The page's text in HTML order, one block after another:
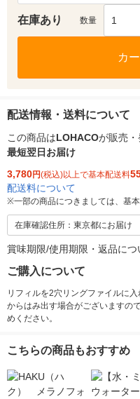
在庫あり 数量 1
カ
配送情報・送料について
この商品はLOHACOが販売・
最短翌日お届け
3,780円(税込)以上で基本配送料
配送料について
※一部の商品につきましては、基
在庫確認住所：東京都にお届け
賞味期限/使用期限・返品につ
ご購入について
リフィルを2穴リングファイルに
からはみ出す場合がございますの
めください。
こちらの商品もおすすめ